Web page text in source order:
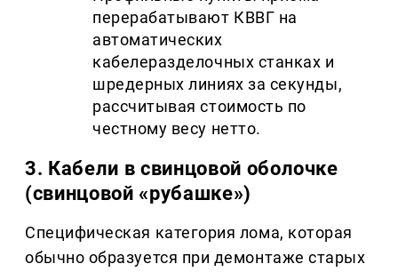
перерабатывают КВВГ на
автоматических
кабелеразделочных станках и
шредерных линиях за секунды,
рассчитывая стоимость по
честному весу нетто.
3. Кабели в свинцовой оболочке
(свинцовой «рубашке»)
Специфическая категория лома, которая
обычно образуется при демонтаже старых